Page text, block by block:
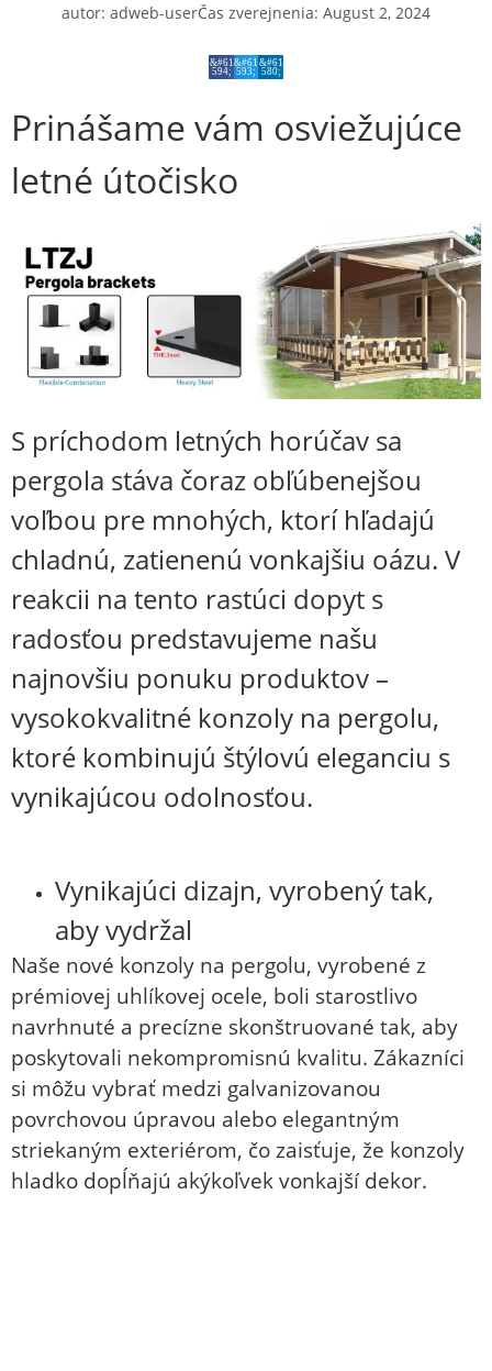
autor: adweb-userČas zverejnenia: August 2, 2024
Prinášame vám osviežujúce
letné útočisko
S príchodom letných horúčav sa
pergola stáva čoraz obľúbenejšou
voľbou pre mnohých, ktorí hľadajú
chladnú, zatienenú vonkajšiu oázu. V
reakcii na tento rastúci dopyt s
radosťou predstavujeme našu
najnovšiu ponuku produktov –
vysokokvalitné konzoly na pergolu,
ktoré kombinujú štýlovú eleganciu s
vynikajúcou odolnosťou.
Vynikajúci dizajn, vyrobený tak,
aby vydržal
Naše nové konzoly na pergolu, vyrobené z
prémiovej uhlíkovej ocele, boli starostlivo
navrhnuté a precízne skonštruované tak, aby
poskytovali nekompromisnú kvalitu. Zákazníci
si môžu vybrať medzi galvanizovanou
povrchovou úpravou alebo elegantným
striekaným exteriérom, čo zaisťuje, že konzoly
hladko dopĺňajú akýkoľvek vonkajší dekor.